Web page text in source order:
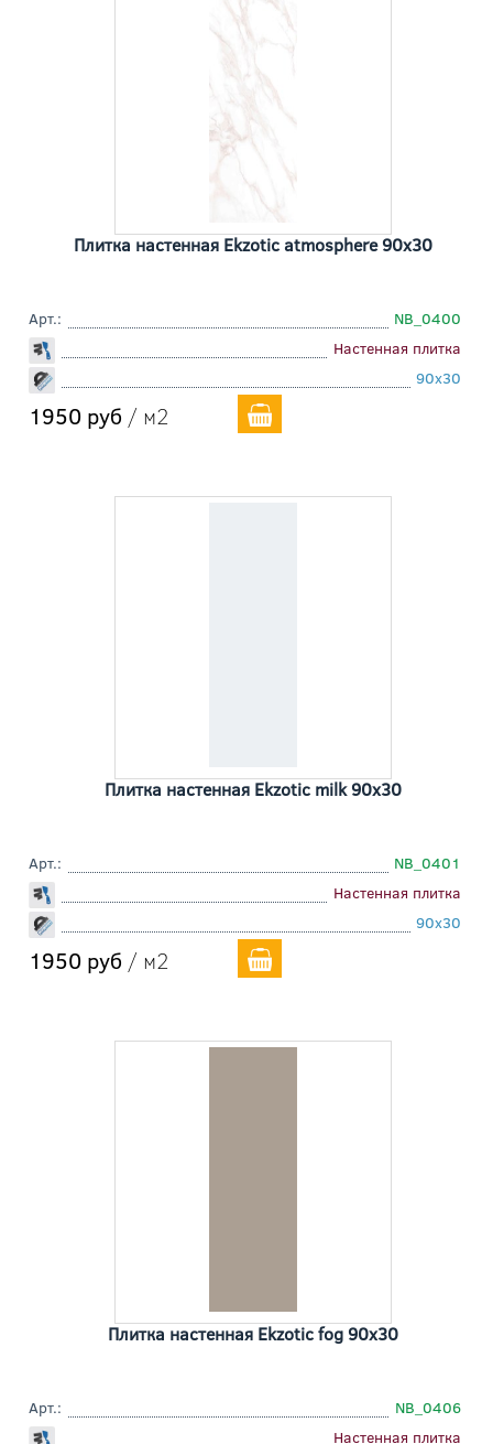
Плитка настенная Ekzotic atmosphere 90x30
Арт.:
NB_0400
Настенная плитка
90x30
1950 руб / м2
Плитка настенная Ekzotic milk 90x30
Арт.:
NB_0401
Настенная плитка
90x30
1950 руб / м2
Плитка настенная Ekzotic fog 90x30
Арт.:
NB_0406
Настенная плитка